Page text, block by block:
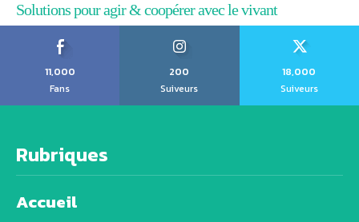
Solutions pour agir & coopérer avec le vivant
11,000
Fans
200
Suiveurs
18,000
Suiveurs
Rubriques
Accueil